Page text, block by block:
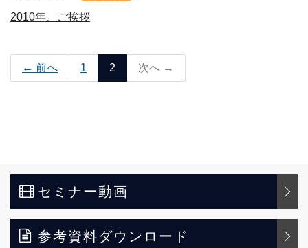
2010年、ご挨拶
← 前へ 1 2 次へ →
セミナー動画
参考資料ダウンロード